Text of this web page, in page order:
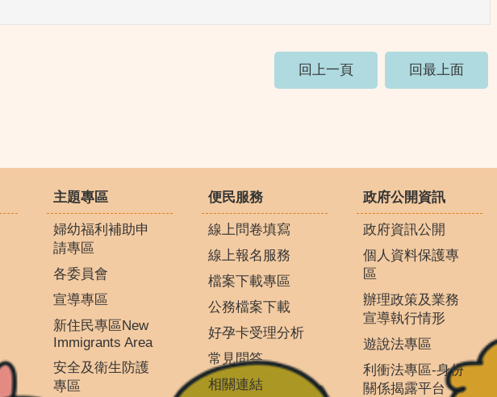
回上一頁 回最上面
主題專區
婦幼福利補助申
請專區
各委員會
宣導專區
新住民專區New
Immigrants Area
安全及衛生防護
專區
便民服務
線上問卷填寫
線上報名服務
檔案下載專區
公務檔案下載
好孕卡受理分析
常見問答
相關連結
政府公開資訊
政府資訊公開
個人資料保護專
區
辦理政策及業務
宣導執行情形
遊說法專區
利衝法專區-身份
關係揭露平台